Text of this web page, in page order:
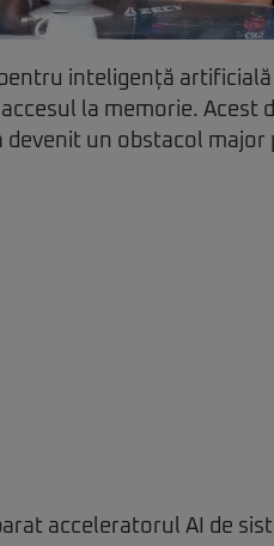
inteligență
la memorie. Acest
un obstacol
acceleratorul AI de